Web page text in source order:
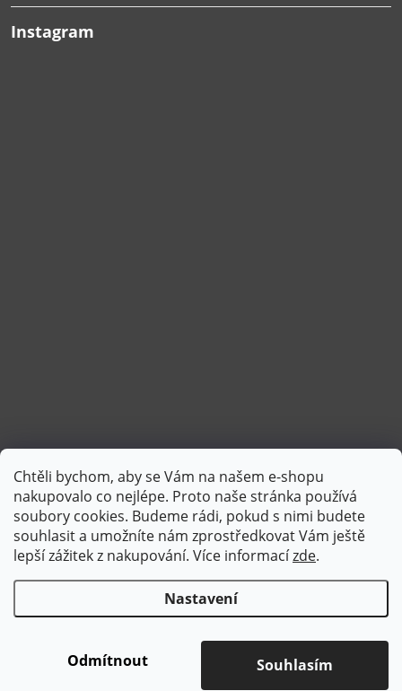
Chtěli bychom, aby se Vám na našem e-shopu
nakupovalo co nejlépe. Proto naše stránka používá
soubory cookies. Budeme rádi, pokud s nimi budete
souhlasit a umožníte nám zprostředkovat Vám ještě
lepší zážitek z nakupování. Více informacízde.
Nastavení
Odmítnout Souhlasím
Instagram
Sledovat na Instagramu
Copyright 2026Brotex | Kvalitní bytový textil. Všechna práva
Upravit nastavení cookies